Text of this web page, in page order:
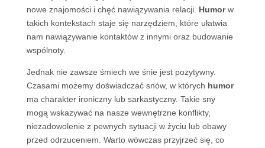
nowe znajomości i chęć nawiązywania relacji. Humorw
takich kontekstach staje się narzędziem, które ułatwia
nam nawiązywanie kontaktów z innymi oraz budowanie
wspólnoty.
Jednak nie zawsze śmiech we śnie jest pozytywny.
Czasami możemy doświadczać snów, w których humor
ma charakter ironiczny lub sarkastyczny. Takie sny
mogą wskazywać na nasze wewnętrzne konflikty,
niezadowolenie z pewnych sytuacji w życiu lub obawy
przed odrzuceniem. Warto wówczas przyjrzeć się, co